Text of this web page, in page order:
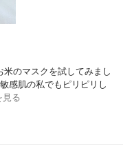
のマスクを試してみまし
感肌の私でもピリピリし
見る